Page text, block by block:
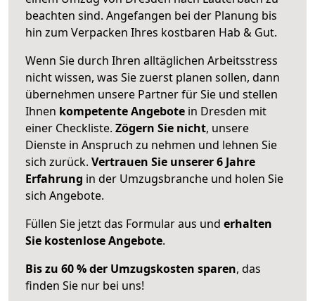
beachten sind. Angefangen bei der Planung bis
hin zum Verpacken Ihres kostbaren Hab & Gut.
Wenn Sie durch Ihren alltäglichen Arbeitsstress
nicht wissen, was Sie zuerst planen sollen, dann
übernehmen unsere Partner für Sie und stellen
Ihnen kompetente Angebote in Dresden mit
einer Checkliste. Zögern Sie nicht, unsere
Dienste in Anspruch zu nehmen und lehnen Sie
sich zurück. Vertrauen Sie unserer 6 Jahre
Erfahrung in der Umzugsbranche und holen Sie
sich Angebote.
Füllen Sie jetzt das Formular aus und erhalten
Sie kostenlose Angebote.
Bis zu 60 % der Umzugskosten sparen, das
finden Sie nur bei uns!